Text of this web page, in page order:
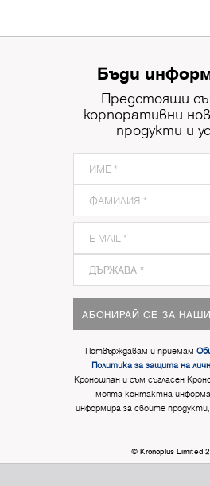
Бъди
Предстоящи
корпоративни
продукти и
АБОНИРАЙ СЕ ЗА
Потвърждавам и приемам
Политика за защита на
Кроношпан и съм съгласен
моята контактна
информира за своите продукти,
© Kronoplus Limited